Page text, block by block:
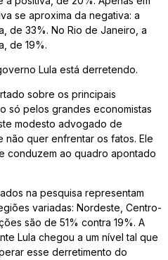
se aproxima da negativa: a
de 33%. No Rio de Janeiro, a
de 19%.
Lula está derretendo.
sobre os principais
só pelos grandes economistas
modesto advogado de
quer enfrentar os fatos. Ele
conduzem ao quadro apontado
na pesquisa representam
variadas: Nordeste, Centro-
são de 51% contra 19%. A
Lula chegou a um nível tal que
esse derretimento do